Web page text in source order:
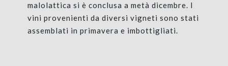
malolattica si è conclusa a metà dicembre. I
vini provenienti da diversi vigneti sono stati
assemblati in primavera e imbottigliati.